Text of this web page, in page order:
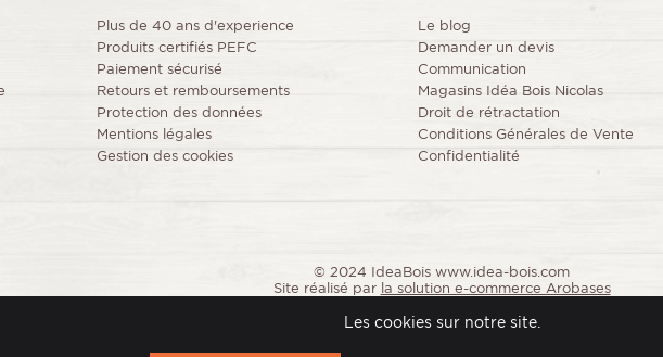
Plus de 40 ans d'experience
Produits certifiés PEFC
Paiement sécurisé
Retours et remboursements
Protection des données
Mentions légales
Gestion des cookies
Le blog
Demander un devis
Communication
Magasins Idéa Bois Nicolas
Droit de rétractation
Conditions Générales de Vente
Confidentialité
© 2024 IdeaBois www.idea-bois.com
Site réalisé par la solution e-commerce Arobases
Les cookies sur notre site.